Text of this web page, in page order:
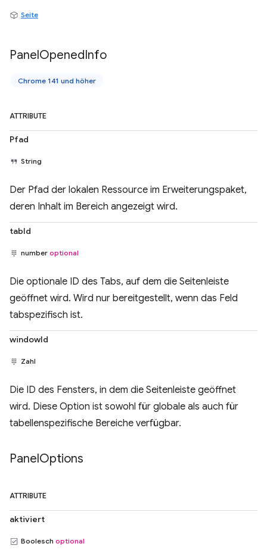
Seite
PanelOpenedInfo
Chrome 141 und höher
ATTRIBUTE
Pfad
String
Der Pfad der lokalen Ressource im Erweiterungspaket,
deren Inhalt im Bereich angezeigt wird.
tabId
number optional
Die optionale ID des Tabs, auf dem die Seitenleiste
geöffnet wird. Wird nur bereitgestellt, wenn das Feld
tabspezifisch ist.
windowId
Zahl
Die ID des Fensters, in dem die Seitenleiste geöffnet
wird. Diese Option ist sowohl für globale als auch für
tabellenspezifische Bereiche verfügbar.
PanelOptions
ATTRIBUTE
aktiviert
Boolesch optional